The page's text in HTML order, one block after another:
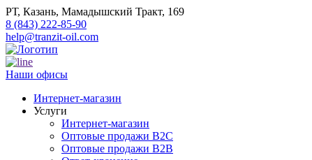
РТ, Казань, Мамадышский Тракт, 169
8 (843) 222-85-90
help@tranzit-oil.com
Наши офисы
Интернет-магазин
Услуги
Интернет-магазин
Оптовые продажи B2C
Оптовые продажи B2B